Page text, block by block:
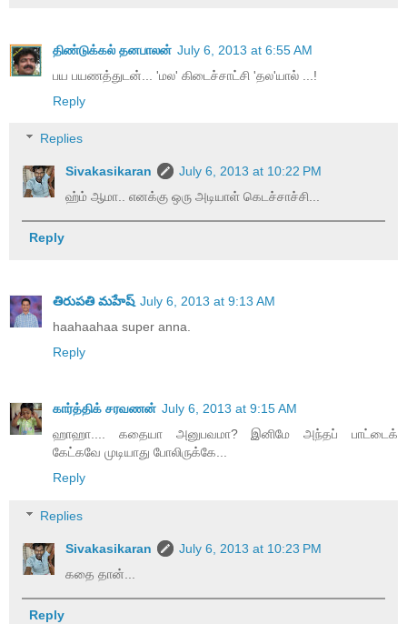
திண்டுக்கல் தனபாலன் July 6, 2013 at 6:55 AM
பய பயணத்துடன்... 'மல' கிடைச்சாட்சி 'தல'யால் ...!
Reply
Replies
Sivakasikaran
July 6, 2013 at 10:22 PM
ஹ்ம் ஆமா.. எனக்கு ஒரு அடியாள் கெடச்சாச்சி...
Reply
తిరుపతి మహేష్ July 6, 2013 at 9:13 AM
haahaahaa super anna.
Reply
கார்த்திக் சரவணன் July 6, 2013 at 9:15 AM
ஹாஹா.... கதையா அனுபவமா? இனிமே அந்தப் பாட்டைக்
கேட்கவே முடியாது போலிருக்கே...
Reply
Replies
Sivakasikaran
July 6, 2013 at 10:23 PM
கதை தான்...
Reply